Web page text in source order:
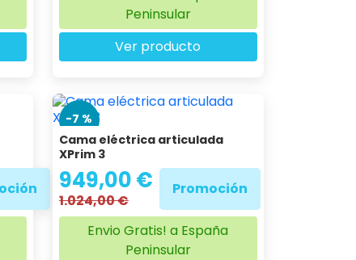
Peninsular
Ver producto
-7 %
Cama eléctrica articulada
XPrim 3
949,00 €
1.024,00 €
Promoción
Envio Gratis! a España
Peninsular